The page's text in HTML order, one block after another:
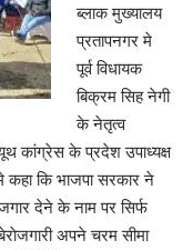
ब्लाक मुख्यालय
प्रतापनगर मे
पूर्व विधायक
बिक्रम सिह नेगी
के नेतृत्व
कांग्रेस के प्रदेश उपाध्यक्ष
कहा कि भाजपा सरकार ने
देने के नाम पर सिर्फ
अपने चरम सीमा